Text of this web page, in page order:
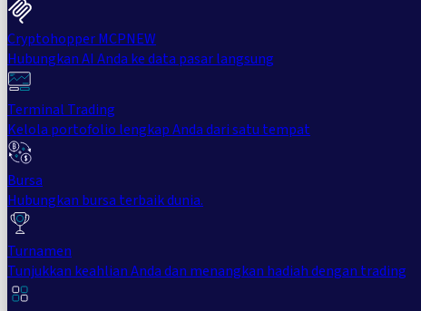
Cryptohopper MCPNEW
Hubungkan AI Anda ke data pasar langsung
Terminal Trading
Kelola portofolio lengkap Anda dari satu tempat
Bursa
Hubungkan bursa terbaik dunia.
Turnamen
Tunjukkan keahlian Anda dan menangkan hadiah dengan trading